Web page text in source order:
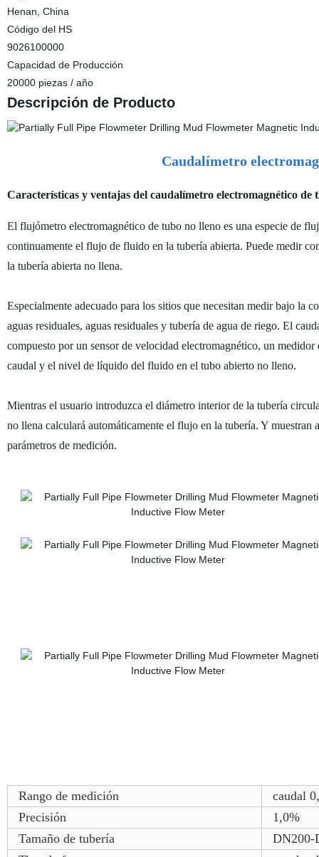
Henan, China
Código del HS
9026100000
Capacidad de Producción
20000 piezas / año
Descripción de Producto
Caudalímetro
Características y ventajas del caudalímetro electromagnético
El flujómetro electromagnético de tubo no lleno es una especie de
continuamente el flujo de fluido en la tubería abierta. Puede medir
la tubería abierta no llena.
Especialmente adecuado para los sitios que necesitan medir bajo la
aguas residuales, aguas residuales y tubería de agua de riego. El
compuesto por un sensor de velocidad electromagnético, un
caudal y el nivel de líquido del fluido en el tubo abierto no lleno.
Mientras el usuario introduzca el diámetro interior de la tubería
no llena calculará automáticamente el flujo en la tubería. Y
parámetros de medición.
Rango de medición
caudal
Precisión
1,0%
Tamaño de tubería
DN200-